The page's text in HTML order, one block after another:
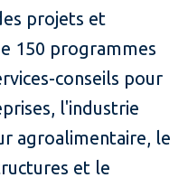
projets et
150 programmes
conseils pour
l'industrie
agroalimentaire, le
et le